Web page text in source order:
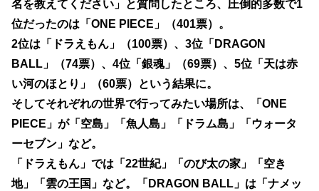
名を教えてください」と質問したところ、圧倒的多数で1
位だったのは「ONE PIECE」（401票）。
2位は「ドラえもん」（100票）、3位「DRAGON
BALL」（74票）、4位「銀魂」（69票）、5位「天は赤
い河のほとり」（60票）という結果に。
そしてそれぞれの世界で行ってみたい場所は、「ONE
PIECE」が「空島」「魚人島」「ドラム島」「ウォータ
ーセブン」など。
「ドラえもん」では「22世紀」「のび太の家」「空き
地」「雲の王国」など。「DRAGON BALL」は「ナメッ